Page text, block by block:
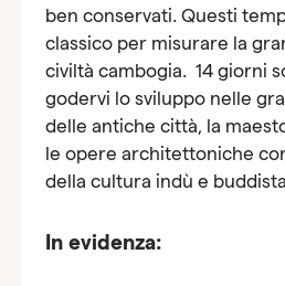
ben conservati. Questi
classico per misurare la
civiltà cambogia. 14 giorni
godervi lo sviluppo nelle
delle antiche città, la
le opere architettoniche
della cultura indù e
In evidenza: